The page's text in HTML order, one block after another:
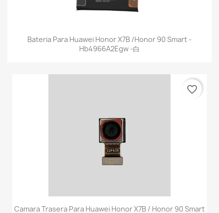
Bateria Para Huawei Honor X7B /Honor 90 Smart -
Hb4966A2Egw -白
Camara Trasera Para Huawei Honor X7B / Honor 90 Smart
favorite_border